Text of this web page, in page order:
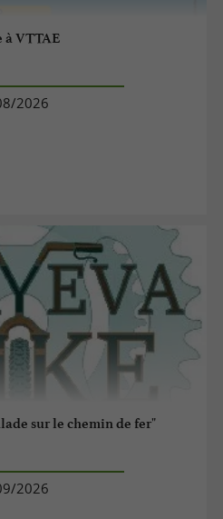
à VTTAE
2026
sur le chemin de fer"
2026